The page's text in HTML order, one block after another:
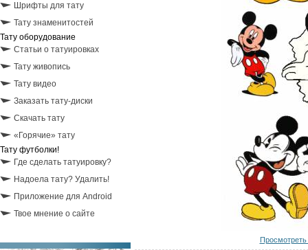
Шрифты для тату
Тату знаменитостей
Тату оборудование
Статьи о татуировках
Тату живопись
Тату видео
Заказать тату-диски
Скачать тату
«Горячие» тату
Тату футболки!
Где сделать татуировку?
Надоела тату? Удалить!
Приложение для Android
Твое мнение о сайте